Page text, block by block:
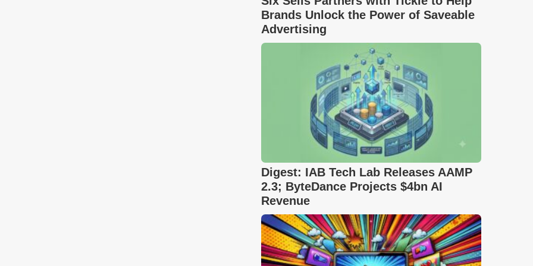
Brands Unlock the Power of Saveable
Advertising
Digest: IAB Tech Lab Releases AAMP
2.3; ByteDance Projects $4bn AI
Revenue